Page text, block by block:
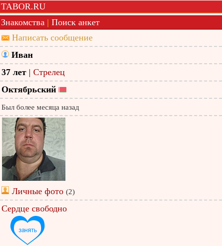
TABOR.RU
Знакомства | Поиск анкет
Написать сообщение
Иван
37 лет | Стрелец
Октябрьский
Был более месяца назад
Личные фото (2)
Сердце свободно